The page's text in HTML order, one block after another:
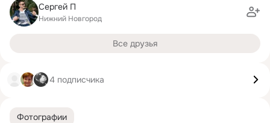
Фотографии
Сергей П
Нижний Новгород
Все друзья
4 подписчика